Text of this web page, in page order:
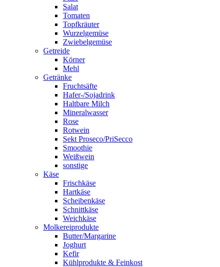
Salat
Tomaten
Topfkräuter
Wurzelgemüse
Zwiebelgemüse
Getreide
Körner
Mehl
Getränke
Fruchtsäfte
Hafer-/Sojadrink
Haltbare Milch
Mineralwasser
Rose
Rotwein
Sekt Proseco/PriSecco
Smoothie
Weißwein
sonstige
Käse
Frischkäse
Hartkäse
Scheibenkäse
Schnittkäse
Weichkäse
Molkereiprodukte
Butter/Margarine
Joghurt
Kefir
Kühlprodukte & Feinkost